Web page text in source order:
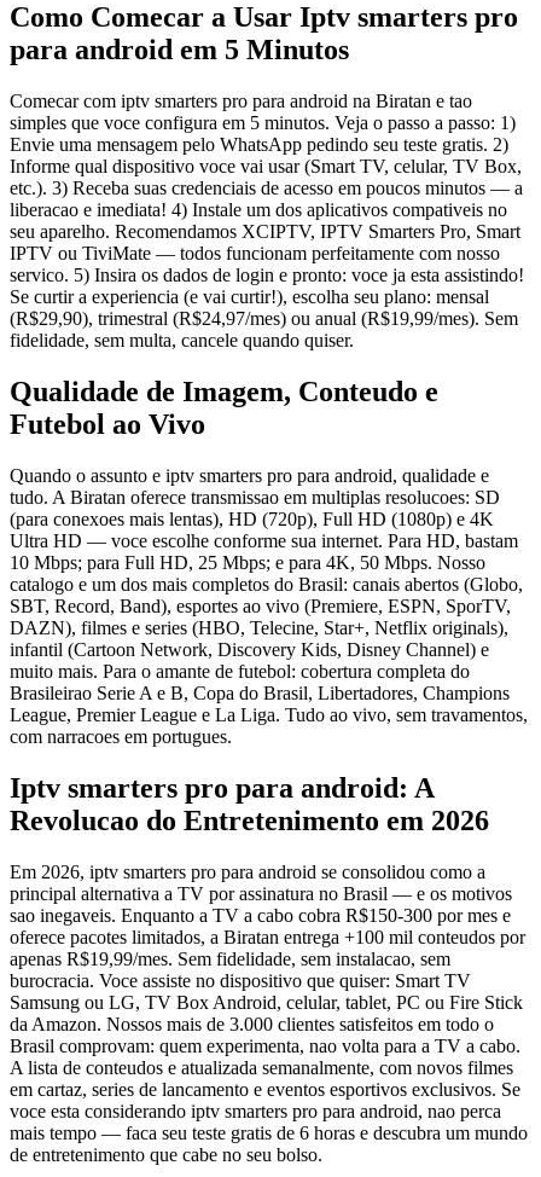
Como Comecar a Usar Iptv smarters pro
para android em 5 Minutos
Comecar com iptv smarters pro para android na Biratan e tao
simples que voce configura em 5 minutos. Veja o passo a passo: 1)
Envie uma mensagem pelo WhatsApp pedindo seu teste gratis. 2)
Informe qual dispositivo voce vai usar (Smart TV, celular, TV Box,
etc.). 3) Receba suas credenciais de acesso em poucos minutos — a
liberacao e imediata! 4) Instale um dos aplicativos compativeis no
seu aparelho. Recomendamos XCIPTV, IPTV Smarters Pro, Smart
IPTV ou TiviMate — todos funcionam perfeitamente com nosso
servico. 5) Insira os dados de login e pronto: voce ja esta assistindo!
Se curtir a experiencia (e vai curtir!), escolha seu plano: mensal
(R$29,90), trimestral (R$24,97/mes) ou anual (R$19,99/mes). Sem
fidelidade, sem multa, cancele quando quiser.
Qualidade de Imagem, Conteudo e
Futebol ao Vivo
Quando o assunto e iptv smarters pro para android, qualidade e
tudo. A Biratan oferece transmissao em multiplas resolucoes: SD
(para conexoes mais lentas), HD (720p), Full HD (1080p) e 4K
Ultra HD — voce escolhe conforme sua internet. Para HD, bastam
10 Mbps; para Full HD, 25 Mbps; e para 4K, 50 Mbps. Nosso
catalogo e um dos mais completos do Brasil: canais abertos (Globo,
SBT, Record, Band), esportes ao vivo (Premiere, ESPN, SporTV,
DAZN), filmes e series (HBO, Telecine, Star+, Netflix originals),
infantil (Cartoon Network, Discovery Kids, Disney Channel) e
muito mais. Para o amante de futebol: cobertura completa do
Brasileirao Serie A e B, Copa do Brasil, Libertadores, Champions
League, Premier League e La Liga. Tudo ao vivo, sem travamentos,
com narracoes em portugues.
Iptv smarters pro para android: A
Revolucao do Entretenimento em 2026
Em 2026, iptv smarters pro para android se consolidou como a
principal alternativa a TV por assinatura no Brasil — e os motivos
sao inegaveis. Enquanto a TV a cabo cobra R$150-300 por mes e
oferece pacotes limitados, a Biratan entrega +100 mil conteudos por
apenas R$19,99/mes. Sem fidelidade, sem instalacao, sem
burocracia. Voce assiste no dispositivo que quiser: Smart TV
Samsung ou LG, TV Box Android, celular, tablet, PC ou Fire Stick
da Amazon. Nossos mais de 3.000 clientes satisfeitos em todo o
Brasil comprovam: quem experimenta, nao volta para a TV a cabo.
A lista de conteudos e atualizada semanalmente, com novos filmes
em cartaz, series de lancamento e eventos esportivos exclusivos. Se
voce esta considerando iptv smarters pro para android, nao perca
mais tempo — faca seu teste gratis de 6 horas e descubra um mundo
de entretenimento que cabe no seu bolso.